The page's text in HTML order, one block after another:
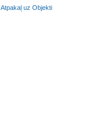
Atpakaļ uz Objekti